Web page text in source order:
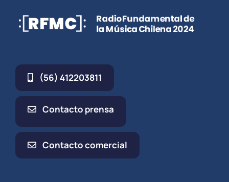
(56) 412203811
Contacto prensa
Contacto comercial